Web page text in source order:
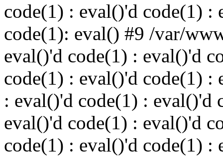
code(1) : eval()'d code(1) :
code(1): eval() #9 /var/
eval()'d code(1) : eval()'d
code(1) : eval()'d code(1) :
: eval()'d code(1) : eval()'d
eval()'d code(1) : eval()'d
code(1) : eval()'d code(1) :